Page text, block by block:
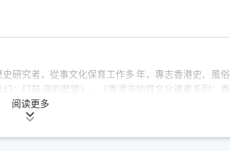
研究者，從事文化保育工作多 年，專志香港史、風俗
：打鼓 嶺的歷變》、《香港非物質文化遺產系列：香
》、《簡明香港華人風俗史》、《拾遺城西：西營盤
有合著《大埔樟樹灘鄉武帝古廟協天 宮志》、《香港
阅读更多